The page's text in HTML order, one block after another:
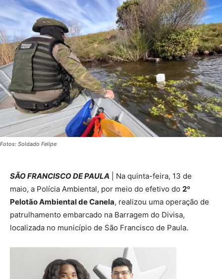
Fotos: Soldado Felipe
SÃO FRANCISCO DE PAULA | Na quinta-feira, 13 de
maio, a Polícia Ambiental, por meio do efetivo do 2º
Pelotão Ambiental de Canela, realizou uma operação de
patrulhamento embarcado na Barragem do Divisa,
localizada no município de São Francisco de Paula.